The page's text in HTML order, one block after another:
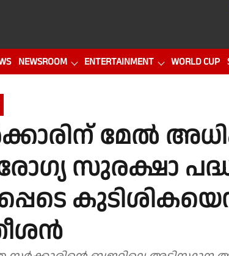
NEWSROOM ENTERTAINMENT WORLD CUP
മേൽ
സുരക്ഷാ